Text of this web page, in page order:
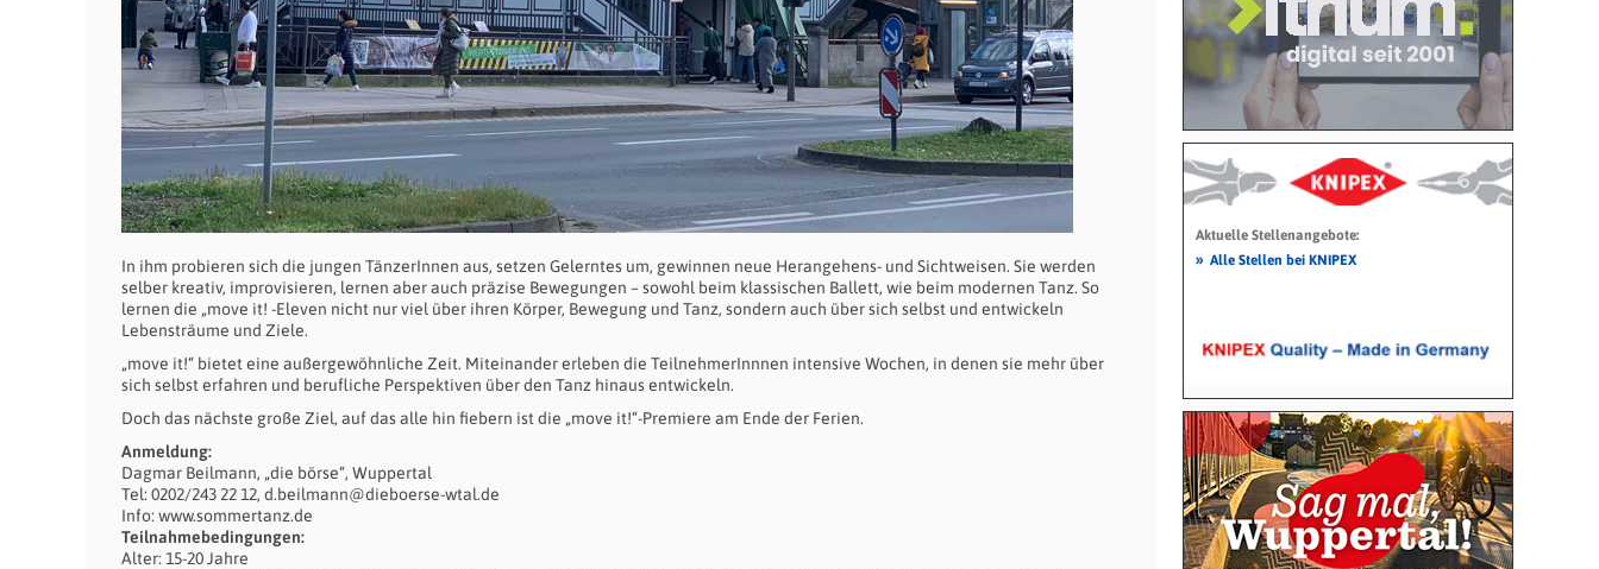
In ihm probieren sich die jungen TänzerInnen aus, setzen Gelerntes um, gewinnen neue Herangehens- und Sichtweisen. Sie werden
selber kreativ, improvisieren, lernen aber auch präzise Bewegungen – sowohl beim klassischen Ballett, wie beim modernen Tanz. So
lernen die „move it! -Eleven nicht nur viel über ihren Körper, Bewegung und Tanz, sondern auch über sich selbst und entwickeln
Lebensträume und Ziele.
„move it!“ bietet eine außergewöhnliche Zeit. Miteinander erleben die TeilnehmerInnnen intensive Wochen, in denen sie mehr über
sich selbst erfahren und berufliche Perspektiven über den Tanz hinaus entwickeln.
Doch das nächste große Ziel, auf das alle hin fiebern ist die „move it!“-Premiere am Ende der Ferien.
Anmeldung:
Dagmar Beilmann, „die börse“, Wuppertal
Tel: 0202/243 22 12, d.beilmann@dieboerse-wtal.de
Info: www.sommertanz.de
Teilnahmebedingungen:
Alter: 15-20 Jahre
Aktuelle Stellenangebote:
» Alle Stellen bei KNIPEX